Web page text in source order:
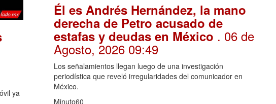
ya
Él es Andrés Hernández, la mano
derecha de Petro acusado de
estafas y deudas en México . 06 de
Agosto, 2026 09:49
Los señalamientos llegan luego de una investigación
periodística que reveló irregularidades del comunicador en
México.
Minuto60